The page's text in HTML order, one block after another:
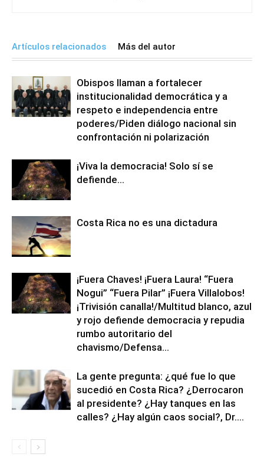
Artículos relacionados Más del autor
Obispos llaman a fortalecer
institucionalidad democrática y a
respeto e independencia entre
poderes/Piden diálogo nacional sin
confrontación ni polarización
¡Viva la democracia! Solo sí se
defiende…
Costa Rica no es una dictadura
¡Fuera Chaves! ¡Fuera Laura! “Fuera
Nogui” “Fuera Pilar” ¡Fuera Villalobos!
¡Trivisión canalla!/Multitud blanco, azul
y rojo defiende democracia y repudia
rumbo autoritario del
chavismo/Defensa...
La gente pregunta: ¿qué fue lo que
sucedió en Costa Rica? ¿Derrocaron
al presidente? ¿Hay tanques en las
calles? ¿Hay algún caos social?, Dr....